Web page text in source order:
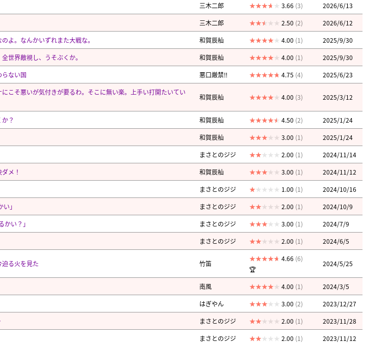
三木二郎 3.66 (3)
2026/6/13
三木二郎 2.50 (2)
2026/6/12
よ。なんかいずれまた大戦な。 和賀辰杣 4.00 (1)
2025/9/30
世界敵視し、うそぶくか。 和賀辰杣 4.00 (1)
2025/9/30
らない国 悪口厳禁‼︎ 4.75 (4) 2025/6/23
こそ悪いが気付きが要るわ。そこに無い楽。上手い打開たいてい
和賀辰杣 4.00 (3) 2025/3/12
？ 和賀辰杣 4.50 (2)
2025/1/24
和賀辰杣 3.00 (1)
2025/1/24
まさとのジジ 2.00 (1)
2024/11/14
メ！ 和賀辰杣 3.00 (1)
2024/11/12
まさとのジジ 1.00 (1)
2024/10/16
」 まさとのジジ 2.00 (1)
2024/10/9
かい？」 まさとのジジ 3.00 (1)
2024/7/9
まさとのジジ 2.00 (1) 2024/6/5
る火を見た 竹笛
4.66 (6)
🏆
2024/5/25
南風 4.00 (1)
2024/3/5
はぎやん 3.00 (2)
2023/12/27
まさとのジジ 2.00 (1)
2023/11/28
まさとのジジ 2.00 (1)
2023/11/12